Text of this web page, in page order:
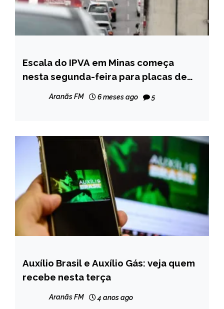
CAPELINHA
MINAS
Escala do IPVA em Minas começa
nesta segunda-feira para placas de
Aranãs FM 6 meses ago 5
BRASIL
NOTÍCIAS
Auxílio Brasil e Auxílio Gás: veja quem
recebe nesta terça
Aranãs FM 4 anos ago